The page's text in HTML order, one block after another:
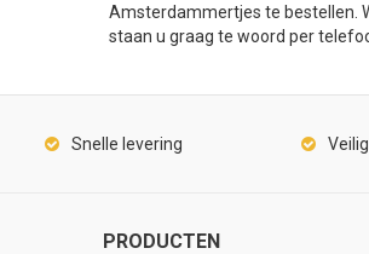
Amsterdammertjes te bestellen.
staan u graag te woord per
Snelle levering
PRODUCTEN